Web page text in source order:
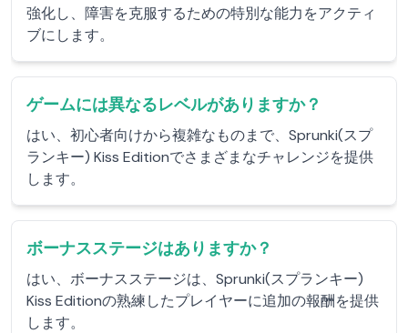
強化し、障害を克服するための特別な能力をアクティ
ブにします。
ゲームには異なるレベルがありますか？
はい、初心者向けから複雑なものまで、Sprunki(スプ
ランキー) Kiss Editionでさまざまなチャレンジを提供
します。
ボーナスステージはありますか？
はい、ボーナスステージは、Sprunki(スプランキー)
Kiss Editionの熟練したプレイヤーに追加の報酬を提供
します。